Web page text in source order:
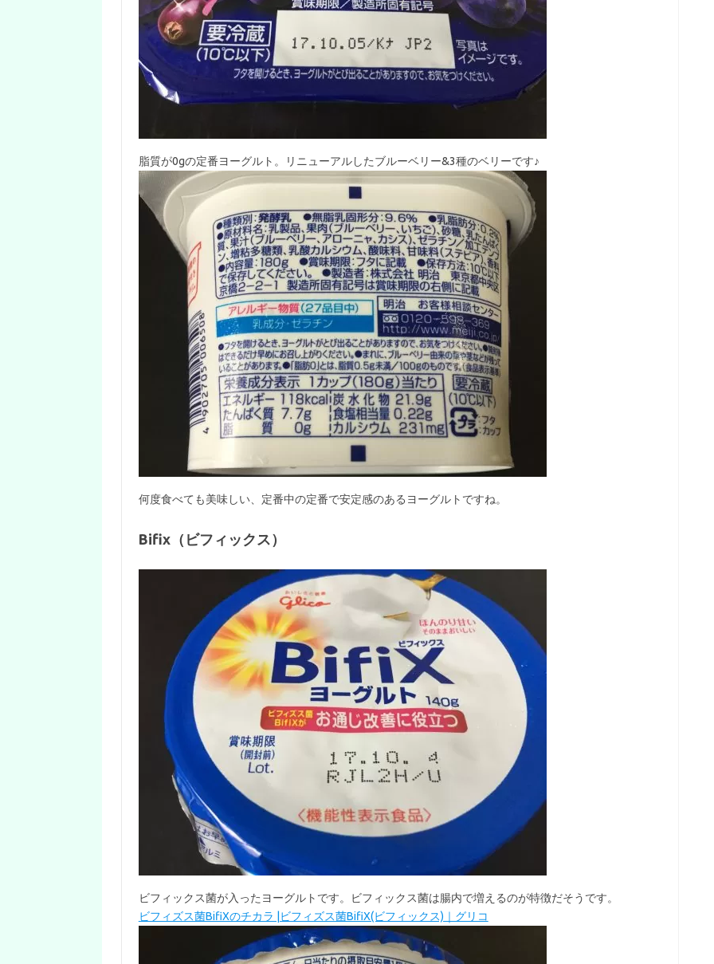
脂質が0gの定番ヨーグルト。リニューアルしたブルーベリー&3種のベリーです♪
何度食べても美味しい、定番中の定番で安定感のあるヨーグルトですね。
Bifix（ビフィックス）
ビフィックス菌が入ったヨーグルトです。ビフィックス菌は腸内で増えるのが特徴だそうです。
ビフィズス菌BifiXのチカラ |ビフィズス菌BifiX(ビフィックス)｜グリコ